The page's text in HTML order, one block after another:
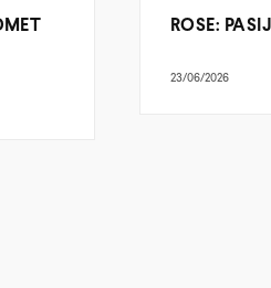
ROSE:
23/06/2026